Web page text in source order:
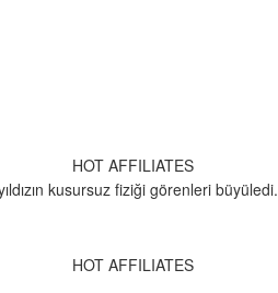
HOT AFFILIATES
kusursuz fiziği görenleri büyüledi.
HOT AFFILIATES